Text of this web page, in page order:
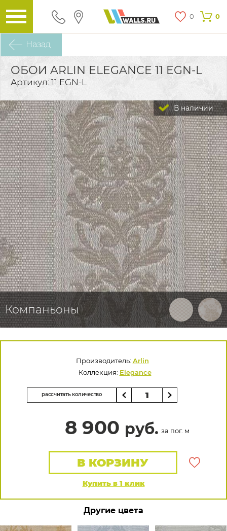
0 0
Назад
ОБОИ ARLIN ELEGANCE 11 EGN-L
Артикул: 11 EGN-L
В наличии
Компаньоны
Производитель: Arlin
Коллекция: Elegance
рассчитать количество
8 900 руб. за пог. м
Купить в 1 клик
В КОРЗИНУ
Другие цвета